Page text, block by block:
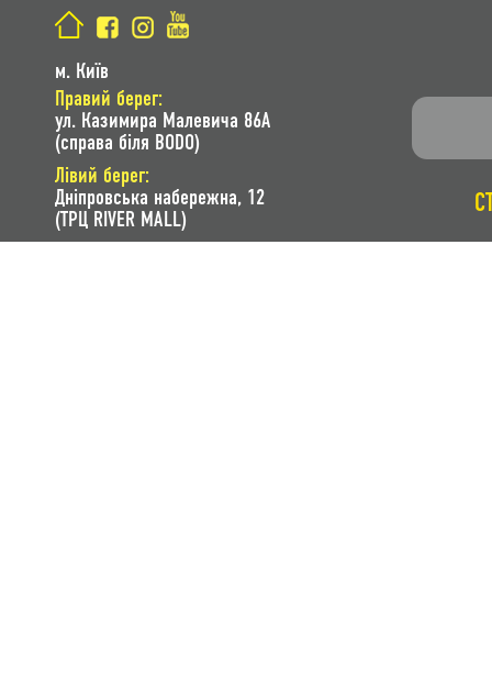
м. Київ
Правий берег:
ул. Казимира Малевича 86A
(справа біля BODO)
Лівий берег:
Дніпровська набережна, 12
(ТРЦ RIVER MALL)